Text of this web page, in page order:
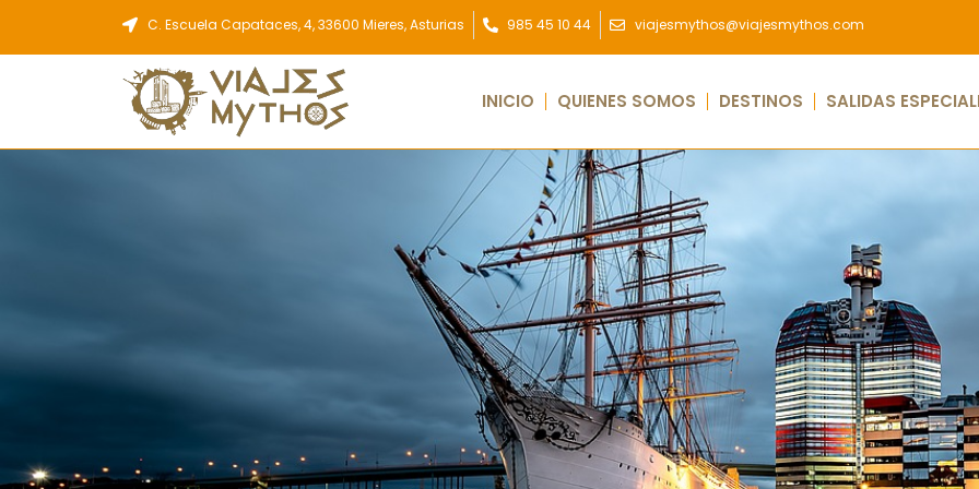
C. Escuela Capataces, 4, 33600 Mieres, Asturias 985 45 10 44 viajesmythos@viajesmythos.com
INICIO QUIENES SOMOS DESTINOS SALIDAS